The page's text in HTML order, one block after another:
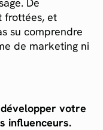
frottées, et
su comprendre
de marketing ni
développer votre
influenceurs.